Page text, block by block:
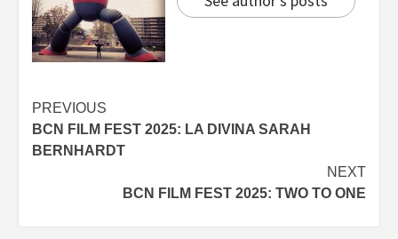
Continue
Reading
PREVIOUS
BCN FILM FEST 2025: LA DIVINA SARAH
BERNHARDT
NEXT
BCN FILM FEST 2025: TWO TO ONE